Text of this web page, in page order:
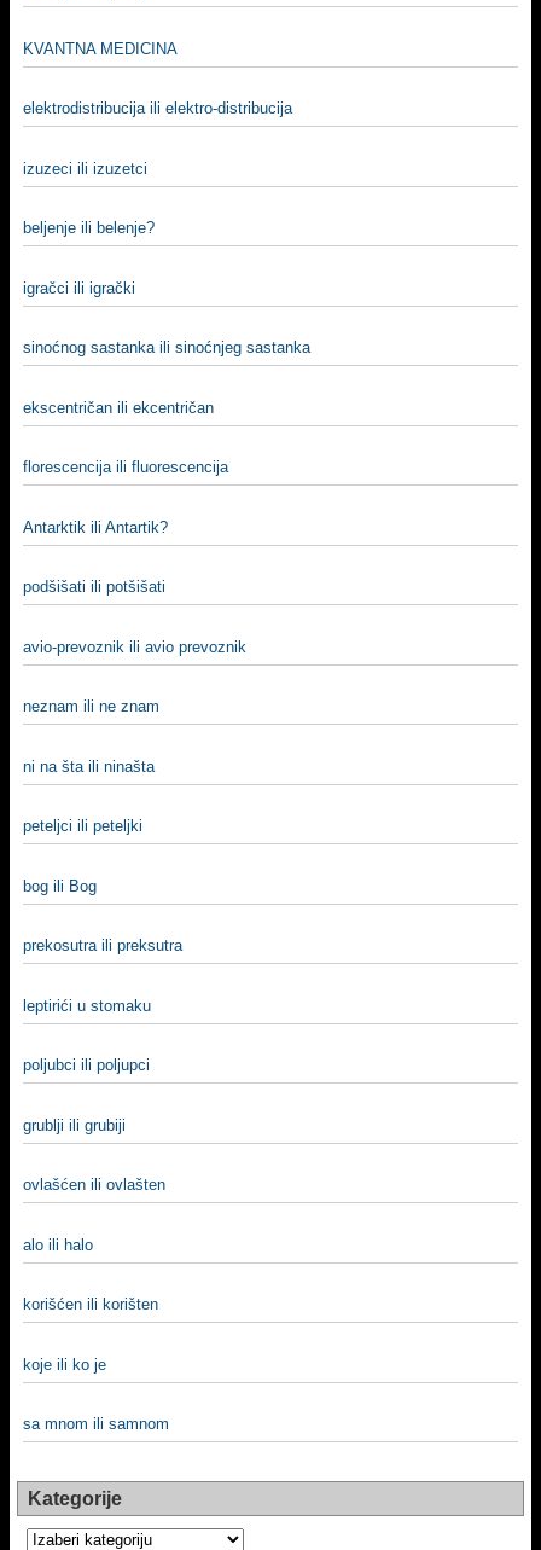
KVANTNA MEDICINA
elektrodistribucija ili elektro-distribucija
izuzeci ili izuzetci
beljenje ili belenje?
igračci ili igrački
sinoćnog sastanka ili sinoćnjeg sastanka
ekscentričan ili ekcentričan
florescencija ili fluorescencija
Antarktik ili Antartik?
podšišati ili potšišati
avio-prevoznik ili avio prevoznik
neznam ili ne znam
ni na šta ili ninašta
peteljci ili peteljki
bog ili Bog
prekosutra ili preksutra
leptirići u stomaku
poljubci ili poljupci
grublji ili grubiji
ovlašćen ili ovlašten
alo ili halo
korišćen ili korišten
koje ili ko je
sa mnom ili samnom
Kategorije
Kategorije